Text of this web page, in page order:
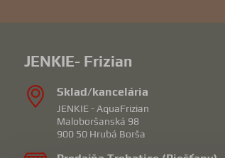
JENKIE- Frizian
Sklad/kancelária
JENKIE - AquaFrizian
Maloboršanská 98
900 50 Hrubá Borša